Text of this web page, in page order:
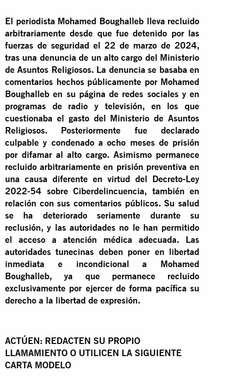
El periodista Mohamed Boughalleb lleva recluido
arbitrariamente desde que fue detenido por las
fuerzas de seguridad el 22 de marzo de 2024,
tras una denuncia de un alto cargo del Ministerio
de Asuntos Religiosos. La denuncia se basaba en
comentarios hechos públicamente por Mohamed
Boughalleb en su página de redes sociales y en
programas de radio y televisión, en los que
cuestionaba el gasto del Ministerio de Asuntos
Religiosos. Posteriormente fue declarado
culpable y condenado a ocho meses de prisión
por difamar al alto cargo. Asimismo permanece
recluido arbitrariamente en prisión preventiva en
una causa diferente en virtud del Decreto-Ley
2022-54 sobre Ciberdelincuencia, también en
relación con sus comentarios públicos. Su salud
se ha deteriorado seriamente durante su
reclusión, y las autoridades no le han permitido
el acceso a atención médica adecuada. Las
autoridades tunecinas deben poner en libertad
inmediata e incondicional a Mohamed
Boughalleb, ya que permanece recluido
exclusivamente por ejercer de forma pacífica su
derecho a la libertad de expresión.
ACTÚEN: REDACTEN SU PROPIO
LLAMAMIENTO O UTILICEN LA SIGUIENTE
CARTA MODELO